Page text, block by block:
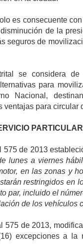
es consecuente
de la
seguros de
se considera
para
Nacional,
para circular
PARTICULAR
575 de 2013
lunes a viernes
en las zonas y
restringidos en
par, incluido el
de los vehículos
575 de 2013,
excepciones a la